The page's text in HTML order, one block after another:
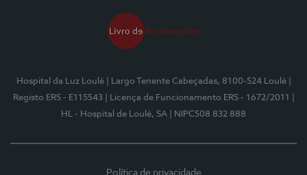
Hospital da Luz Loulé | Largo Tenente Cabeçadas, 8100-524 Loulé
Registo ERS - E115543
| Licença de Funcionamento ERS - 1672/2011
HL - Hospital de Loulé, SA
| NIPC508 832 888
Política de privacidade